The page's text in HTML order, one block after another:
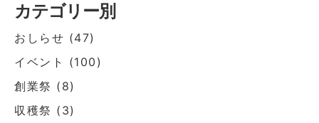
カテゴリー別
おしらせ (47)
イベント
(100)
創業祭 (8)
収穫祭 (3)